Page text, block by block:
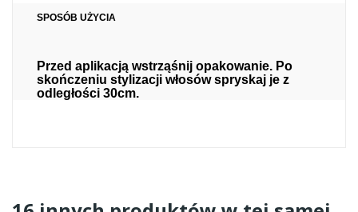
SPOSÓB UŻYCIA
Przed aplikacją wstrząśnij opakowanie. Po
skończeniu stylizacji włosów spryskaj je z
odległości 30cm.